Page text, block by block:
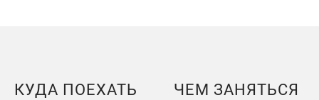
КУДА ПОЕХАТЬ ЧЕМ ЗАНЯТЬСЯ